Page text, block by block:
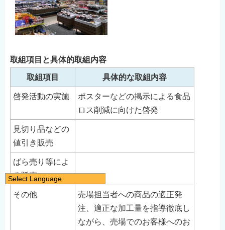
取組項目と具体的取組内容
取組項目 具体的な取組内容
啓発活動の実施
ポスターなどの掲示による食品
ロス削減に向けた啓発
見切り品などの
値引き販売
ばら売り等によ
る販売
その他
売場担当者への商品の適正発
注、適正な加工量を指導徹底し
ながら、売場でのお客様へのお
Select Language
日本語